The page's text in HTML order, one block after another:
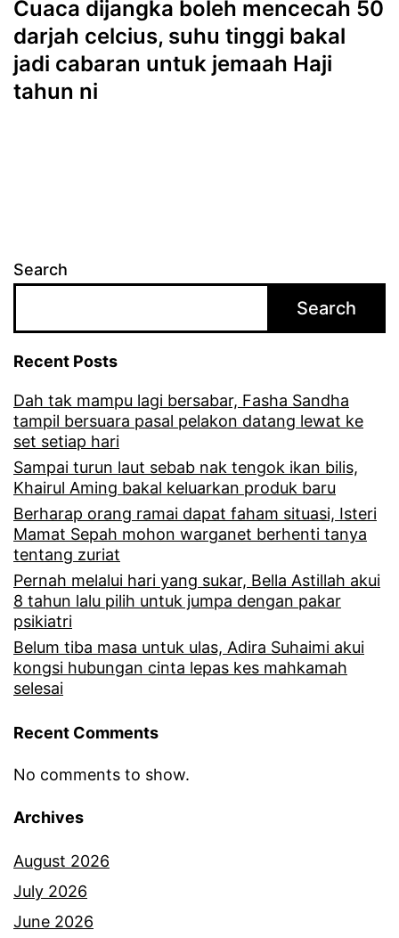
Cuaca dijangka boleh mencecah 50
darjah celcius, suhu tinggi bakal
jadi cabaran untuk jemaah Haji
tahun ni
Search
Search
Recent Posts
Dah tak mampu lagi bersabar, Fasha Sandha
tampil bersuara pasal pelakon datang lewat ke
set setiap hari
Sampai turun laut sebab nak tengok ikan bilis,
Khairul Aming bakal keluarkan produk baru
Berharap orang ramai dapat faham situasi, Isteri
Mamat Sepah mohon warganet berhenti tanya
tentang zuriat
Pernah melalui hari yang sukar, Bella Astillah akui
8 tahun lalu pilih untuk jumpa dengan pakar
psikiatri
Belum tiba masa untuk ulas, Adira Suhaimi akui
kongsi hubungan cinta lepas kes mahkamah
selesai
Recent Comments
No comments to show.
Archives
August 2026
July 2026
June 2026